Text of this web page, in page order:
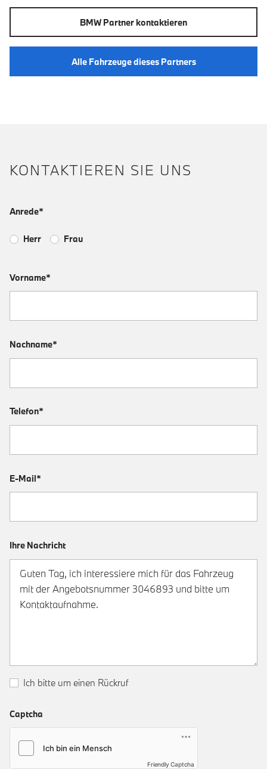
BMW Partner kontaktieren
Alle Fahrzeuge dieses Partners
KONTAKTIEREN SIE UNS
Anrede*
Herr Frau
Vorname*
Nachname*
Telefon*
E-Mail*
Ihre Nachricht
Ich bitte um einen Rückruf
Captcha
Friendly Captcha